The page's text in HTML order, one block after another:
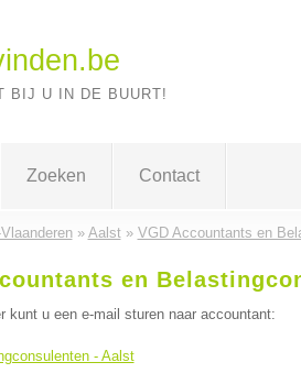
BIJ U IN DE BUURT!
Zoeken Contact
» Aalst» VGD Accountants en
en
kunt u een e-mail sturen naar accountant:
- Aalst